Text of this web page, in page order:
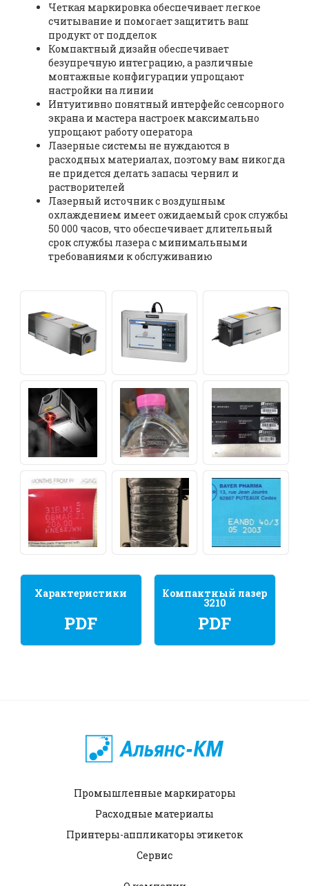
Четкая маркировка обеспечивает легкое
считывание и помогает защитить ваш
продукт от подделок
Компактный дизайн обеспечивает
безупречную интеграцию, а различные
монтажные конфигурации упрощают
настройки на линии
Интуитивно понятный интерфейс сенсорного
экрана и мастера настроек максимально
упрощают работу оператора
Лазерные системы не нуждаются в
расходных материалах, поэтому вам никогда
не придется делать запасы чернил и
растворителей
Лазерный источник с воздушным
охлаждением имеет ожидаемый срок службы
50 000 часов, что обеспечивает длительный
срок службы лазера с минимальными
требованиями к обслуживанию
Характеристики
PDF
Компактный лазер
3210
PDF
Промышленные маркираторы
Расходные материалы
Принтеры-аппликаторы этикеток
Сервис